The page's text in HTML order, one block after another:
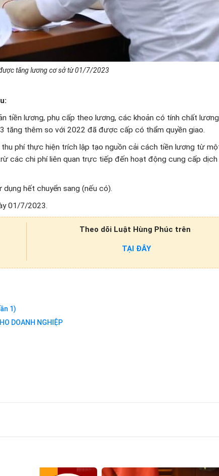
tăng lương cơ sở từ 01/7/2023
tiền lương, phụ cấp theo lương, các khoản có tính chất
tăng thêm so với 2022 đã được cấp có thẩm quyền giao.
phí thực hiện trích lập tạo nguồn cải cách tiền lương từ
các chi phí liên quan trực tiếp đến hoạt động cung cấp dịch
hết chuyển sang (nếu có).
01/7/2023.
Theo dõi Luật Hùng Phúc trên
TẠI ĐÂY
1)
DOANH NGHIỆP